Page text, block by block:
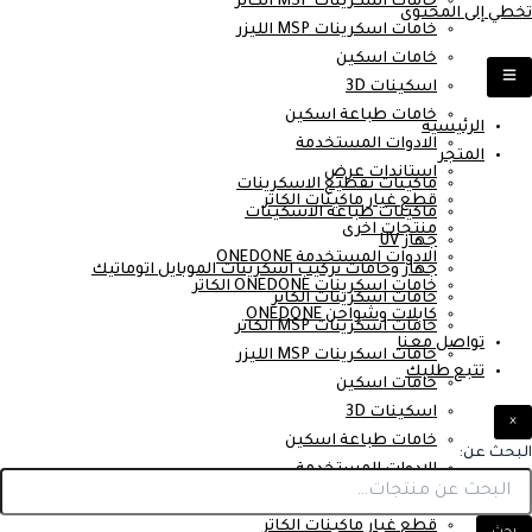
تخطي إلى المحتوى
الرئيسية
المتجر
ماكينات تقطيع الاسكرينات
ماكينات طباعة الاسكينات
جهاز UV
جهاز وخامات تركيب اسكرينات الموبايل اتوماتيك
خامات اسكرينات الكاتر
خامات اسكرينات MSP الكاتر
خامات اسكرينات MSP الليزر
خامات اسكين
اسكينات 3D
خامات طباعة اسكين
الادوات المستخدمة
استاندات عرض
قطع غيار ماكينات الكاتر
خامات اسكرينات MSP الليزر
خامات اسكين
اسكينات 3D
خامات طباعة اسكين
الادوات المستخدمة
استاندات عرض
قطع غيار ماكينات الكاتر
منتجات اخرى
الادوات المستخدمة ONEDONE
خامات اسكرينات ONEDONE الكاتر
كابلات وشواحن ONEDONE
تواصل معنا
تتبع طلبك
×
البحث عن: